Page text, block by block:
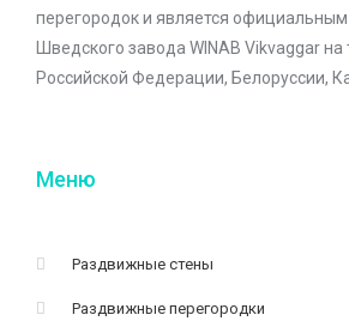
перегородок и является
Шведского завода WINAB Vikvaggar на
Российской Федерации, Белоруссии,
Меню
Раздвижные стены
Раздвижные перегородки